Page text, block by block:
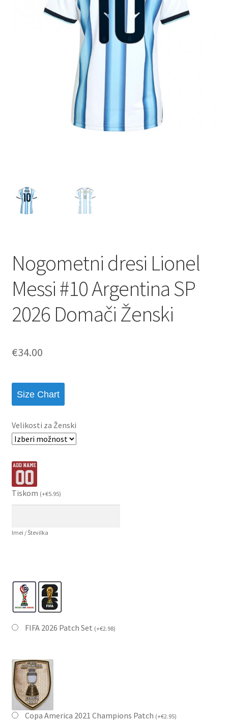
Nogometni dresi Lionel
Messi #10 Argentina SP
2026 Domači Ženski
€34.00
Size Chart
Velikosti za Ženski
Tiskom (+€5.95)
Imei / Številka
FIFA 2026 Patch Set (+€2.98)
Copa America 2021 Champions Patch (+€2.95)